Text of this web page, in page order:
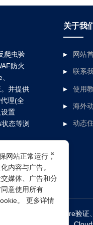
爬虫验
防火
并提供
理(全
置
态等浏
关于我
网站
联系
使用
海外
动态
，轻松 绕过cloudflare验证
×
网站正常运行，
内容与广告。
媒体、广告和分
意使用所有
。 更多详情